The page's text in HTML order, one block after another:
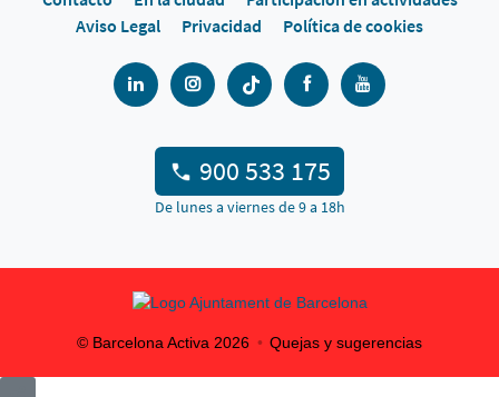
Aviso Legal
Privacidad Política de cookies
900 533 175
De lunes a viernes de 9 a 18h
© Barcelona Activa 2026 Quejas y sugerencias